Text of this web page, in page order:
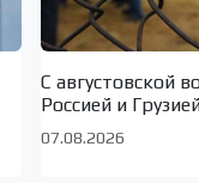
С августовской
Россией и
07.08.2026